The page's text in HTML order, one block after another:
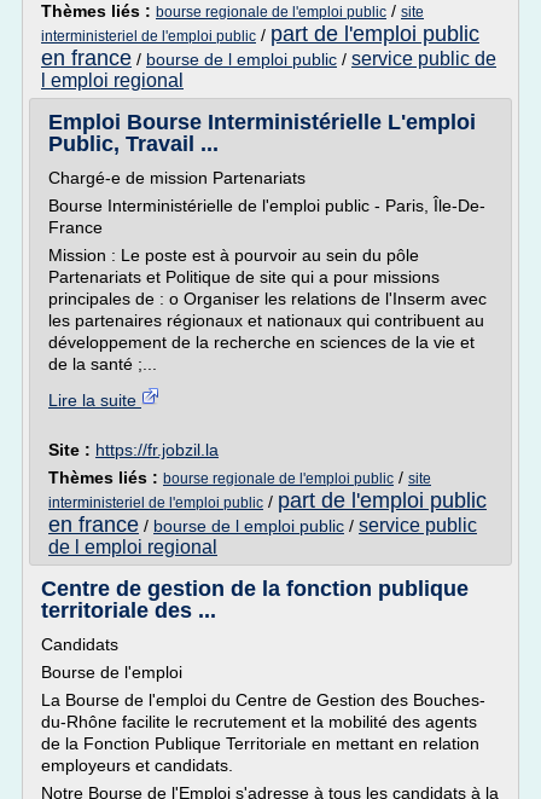
Thèmes liés : bourse regionale de l'emploi public / site
interministeriel de l'emploi public / part de l'emploi public
en france / bourse de l emploi public / service public de
l emploi regional
Emploi Bourse Interministérielle L'emploi
Public, Travail ...
Chargé-e de mission Partenariats
Bourse Interministérielle de l'emploi public - Paris, Île-De-
France
Mission : Le poste est à pourvoir au sein du pôle
Partenariats et Politique de site qui a pour missions
principales de : o Organiser les relations de l'Inserm avec
les partenaires régionaux et nationaux qui contribuent au
développement de la recherche en sciences de la vie et
de la santé ;...
Lire la suite
Site : https://fr.jobzil.la
Thèmes liés : bourse regionale de l'emploi public / site
interministeriel de l'emploi public / part de l'emploi public
en france / bourse de l emploi public / service public
de l emploi regional
Centre de gestion de la fonction publique
territoriale des ...
Candidats
Bourse de l'emploi
La Bourse de l'emploi du Centre de Gestion des Bouches-
du-Rhône facilite le recrutement et la mobilité des agents
de la Fonction Publique Territoriale en mettant en relation
employeurs et candidats.
Notre Bourse de l'Emploi s'adresse à tous les candidats à la